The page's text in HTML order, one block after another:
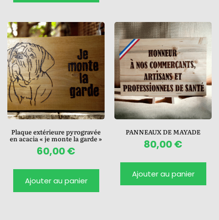
Plaque extérieure pyrogravée
en acacia « je monte la garde »
60,00€
Ajouter au panier
PANNEAUX DE MAYADE
80,00€
Ajouter au panier